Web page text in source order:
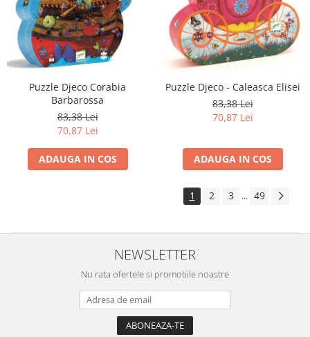
Puzzle Djeco Corabia
Barbarossa
83,38 Lei
70,87 Lei
ADAUGA IN COS
Puzzle Djeco - Caleasca Elisei
83,38 Lei
70,87 Lei
ADAUGA IN COS
1 2 3 ... 49
NEWSLETTER
Nu rata ofertele si promotiile noastre